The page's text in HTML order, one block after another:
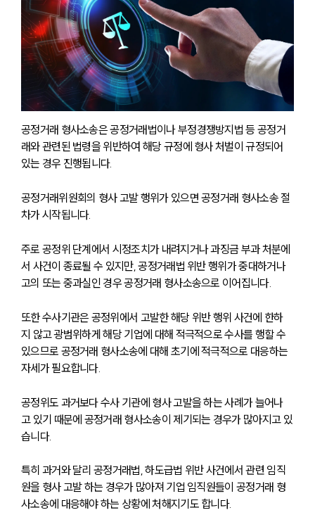
공정거래 형사소송은 공정거래법이나 부정경쟁방지법 등 공정거
래와 관련된 법령을 위반하여 해당 규정에 형사 처벌이 규정되어
있는 경우 진행됩니다.
공정거래위원회의 형사 고발 행위가 있으면 공정거래 형사소송 절
차가 시작됩니다.
주로 공정위 단계에서 시정조치가 내려지거나 과징금 부과 처분에
서 사건이 종료될 수 있지만, 공정거래법 위반 행위가 중대하거나
고의 또는 중과실인 경우 공정거래 형사소송으로 이어집니다.
또한 수사기관은 공정위에서 고발한 해당 위반 행위 사건에 한하
지 않고 광범위하게 해당 기업에 대해 적극적으로 수사를 행할 수
있으므로 공정거래 형사소송에 대해 초기에 적극적으로 대응하는
자세가 필요합니다.
공정위도 과거보다 수사 기관에 형사 고발을 하는 사례가 늘어나
고 있기 때문에 공정거래 형사소송이 제기되는 경우가 많아지고 있
습니다.
특히 과거와 달리 공정거래법, 하도급법 위반 사건에서 관련 임직
원을 형사 고발 하는 경우가 많아져 기업 임직원들이 공정거래 형
사소송에 대응해야 하는 상황에 처해지기도 합니다.